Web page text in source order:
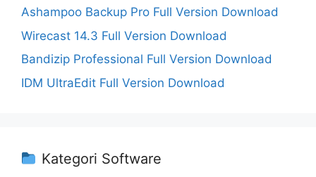
Ashampoo Backup Pro Full Version Download
Wirecast 14.3 Full Version Download
Bandizip Professional Full Version Download
IDM UltraEdit Full Version Download
Kategori Software